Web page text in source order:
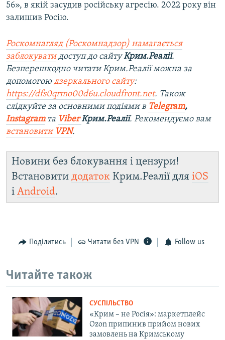
56», в якій засудив російську агресію. 2022 року він
залишив Росію.
Роскомнагляд (Роскомнадзор) намагається
заблокуватидоступ до сайтуКрим.Реалії.
Безперешкодно читати Крим.Реалії можна за
допомогою дзеркального сайту:
https://dfs0qrmo00d6u.cloudfront.net. Також
слідкуйте за основними подіями в Telegram,
Instagramта ViberКрим.Реалії. Рекомендуємо вам
встановити VPN.
Новини без блокування і цензури!
Встановити додаток Крим.Реалії для iOS
і Android.
Поділитись Читати без VPN Follow us
Читайте також
СУСПІЛЬСТВО
«Крим – не Росія»: маркетплейс
Ozon припинив прийом нових
замовлень на Кримському